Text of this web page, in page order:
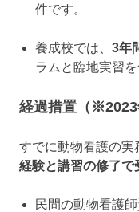
件です。
養成校では、 3年
ラムと臨地実習
経過措置（※2023
すでに動物看護の実
経験と講習の修了で
民間の動物看護